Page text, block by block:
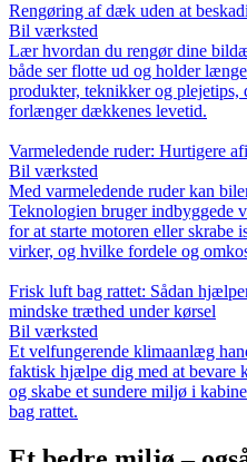
Rengøring af dæk uden at
Bil værksted
Lær hvordan du rengør dine
både ser flotte ud og holder
produkter, teknikker og plejetips,
forlænger dækkenes levetid.
Varmeledende ruder: Hurtigere
Bil værksted
Med varmeledende ruder kan
Teknologien bruger indbyggede
for at starte motoren eller
virker, og hvilke fordele og
Frisk luft bag rattet: Sådan
mindske træthed under kørsel
Bil værksted
Et velfungerende klimaanlæg
faktisk hjælpe dig med at bevare
og skabe et sundere miljø i
bag rattet.